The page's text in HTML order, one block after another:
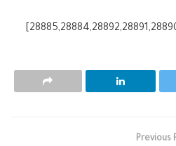
Previous